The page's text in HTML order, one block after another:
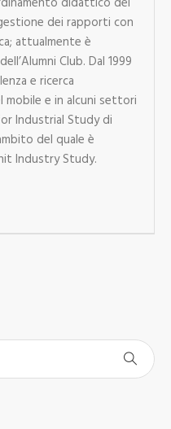
dei rapporti con
attualmente è
Club. Dal 1999
e ricerca
mobile e in alcuni settori
Industrial Study di
del quale è
Industry Study.